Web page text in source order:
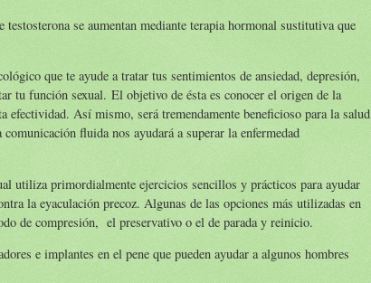
se aumentan mediante terapia hormonal sustitutiva que
que te ayude a tratar tus sentimientos de ansiedad, depresión,
tu función sexual. El objetivo de ésta es conocer el origen de la
efectividad. Así mismo, será tremendamente beneficioso para la salud
fluida nos ayudará a superar la enfermedad
utiliza primordialmente ejercicios sencillos y prácticos para ayudar
la eyaculación precoz. Algunas de las opciones más utilizadas en
de compresión, el preservativo o el de parada y reinicio.
e implantes en el pene que pueden ayudar a algunos hombres